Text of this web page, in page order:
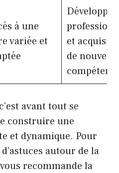
à une
variée et
et
de
avant tout se
construire une
et dynamique. Pour
autour de la
recommande la